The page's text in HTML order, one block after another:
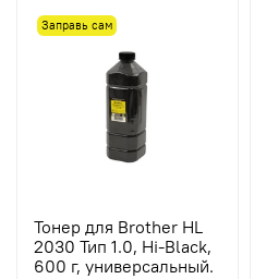
Заправь сам
Тонер для Brother HL
2030 Тип 1.0, Hi-Black,
600 г, универсальный.